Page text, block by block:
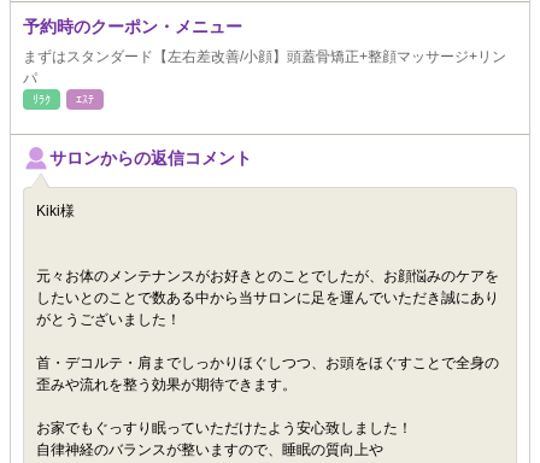
予約時のクーポン・メニュー
まずはスタンダード【左右差改善/小顔】頭蓋骨矯正+整顔マッサージ+リン
パ
ﾘﾗｸ ｴｽﾃ
サロンからの返信コメント
Kiki様
元々お体のメンテナンスがお好きとのことでしたが、お顔悩みのケアを
したいとのことで数ある中から当サロンに足を運んでいただき誠にあり
がとうございました！
首・デコルテ・肩までしっかりほぐしつつ、お頭をほぐすことで全身の
歪みや流れを整う効果が期待できます。
お家でもぐっすり眠っていただけたよう安心致しました！
自律神経のバランスが整いますので、睡眠の質向上や